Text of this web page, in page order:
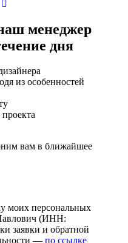
менеджер
дня
из особенностей
вам в ближайшее
моих персональных
(ИНН:
заявки и обратной
— по ссылке